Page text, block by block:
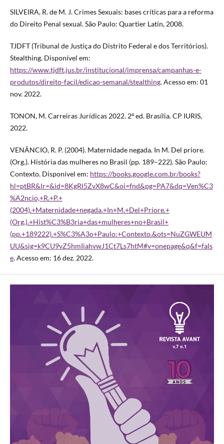
SILVEIRA, R. de M. J. Crimes Sexuais: bases críticas para a reforma
do Direito Penal sexual. São Paulo: Quartier Latin, 2008.
TJDFT (Tribunal de Justiça do Distrito Federal e dos Territórios).
Stealthing. Disponível em:
https://www.tjdft.jus.br/institucional/imprensa/campanhas-e-
produtos/direito-facil/edicao-semanal/stealthing. Acesso em: 01
nov. 2022.
TONON, M. Carreiras Jurídicas 2022. 2º ed. Brasília. CP IURIS,
2022.
VENÂNCIO, R. P. (2004). Maternidade negada. In M. Del priore.
(Org.). História das mulheres no Brasil (pp. 189–222). São Paulo:
Contexto. Disponível em: https://books.google.com.br/books?
hl=ptBR&lr=&id=8KgRl5ZvX8wC&oi=fnd&pg=PA7&dq=Ven%C3
%A2ncio,+R.+P.+
(2004).+Maternidade+negada.+In+M.+Del+Priore.+
(Org.).+Hist%C3%B3ria+das+mulheres+no+Brasil+
(pp.+189222).+S%C3%A3o+Paulo:+Contexto.&ots=NuZGWEUM
UU&sig=k9CU9vZ5hmIiahvwJ1Ct7Ls7htM#v=onepage&q&f=fals
e. Acesso em: 16 dez. 2022.